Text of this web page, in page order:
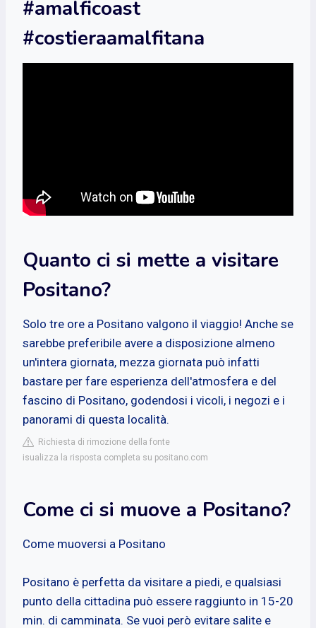
#amalficoast
#costieraamalfitana
Quanto ci si mette a visitare
Positano?
Solo tre ore a Positano valgono il viaggio! Anche se
sarebbe preferibile avere a disposizione almeno
un'intera giornata, mezza giornata può infatti
bastare per fare esperienza dell'atmosfera e del
fascino di Positano, godendosi i vicoli, i negozi e i
panorami di questa località.
Richiesta di rimozione della fonte
isualizza la risposta completa su positano.com
Come ci si muove a Positano?
Come muoversi a Positano
Positano è perfetta da visitare a piedi, e qualsiasi
punto della cittadina può essere raggiunto in 15-20
min. di camminata. Se vuoi però evitare salite e